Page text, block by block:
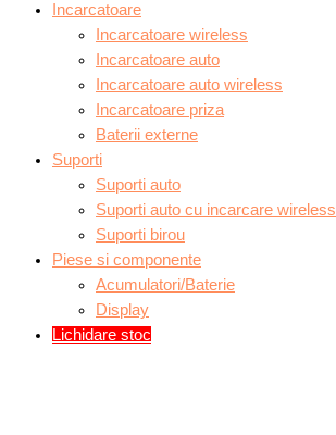
Incarcatoare
Incarcatoare wireless
Incarcatoare auto
Incarcatoare auto wireless
Incarcatoare priza
Baterii externe
Suporti
Suporti auto
Suporti auto cu incarcare wireless
Suporti birou
Piese si componente
Acumulatori/Baterie
Display
Lichidare stoc